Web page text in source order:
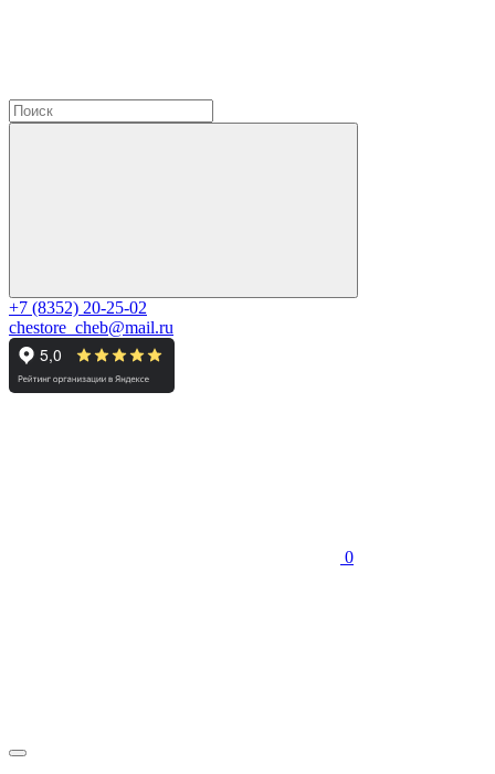
+7 (8352) 20-25-02
chestore_cheb@mail.ru
0